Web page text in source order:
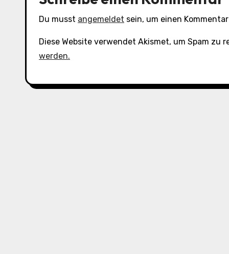
Du musst angemeldet sein, um einen
Diese Website verwendet Akismet, um Spam zu
werden.